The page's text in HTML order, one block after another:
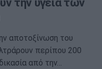
την υγεία των
αποτοξίνωση του
περίπου 200
από την…